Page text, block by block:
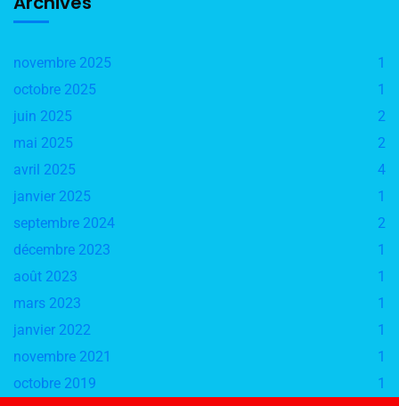
novembre 2025
1
octobre 2025
1
juin 2025
2
mai 2025
2
avril 2025
4
janvier 2025
1
septembre 2024
2
décembre 2023
1
août 2023
1
mars 2023
1
janvier 2022
1
novembre 2021
1
octobre 2019
1